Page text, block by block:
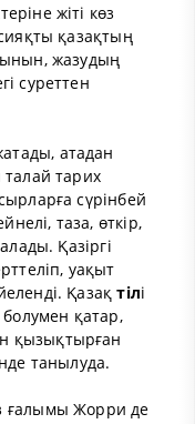
жіті көз
қазақтың
жазудың
суреттен
атадан
тарих
сүрінбей
таза, өткір,
Қазіргі
уақыт
Қазақтілі
болумен қатар,
қызықтырған
танылуда.
ғалымы Жорри де